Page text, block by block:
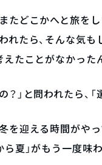
たどこかへと旅を
れたら、そんな気
えたことがなかった
？」と問われたら、
を迎える時間がや
ら夏」がもう一度味